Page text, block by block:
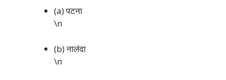
(a) पटना
\n
(b) नालंदा
\n